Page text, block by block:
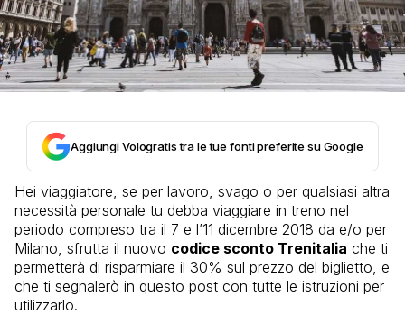
Aggiungi Vologratis tra le tue fonti preferite su Google
Hei viaggiatore, se per lavoro, svago o per qualsiasi altra
necessità personale tu debba viaggiare in treno nel
periodo compreso tra il 7 e l’11 dicembre 2018 da e/o per
Milano, sfrutta il nuovo codice sconto Trenitalia che ti
permetterà di risparmiare il 30% sul prezzo del biglietto, e
che ti segnalerò in questo post con tutte le istruzioni per
utilizzarlo.